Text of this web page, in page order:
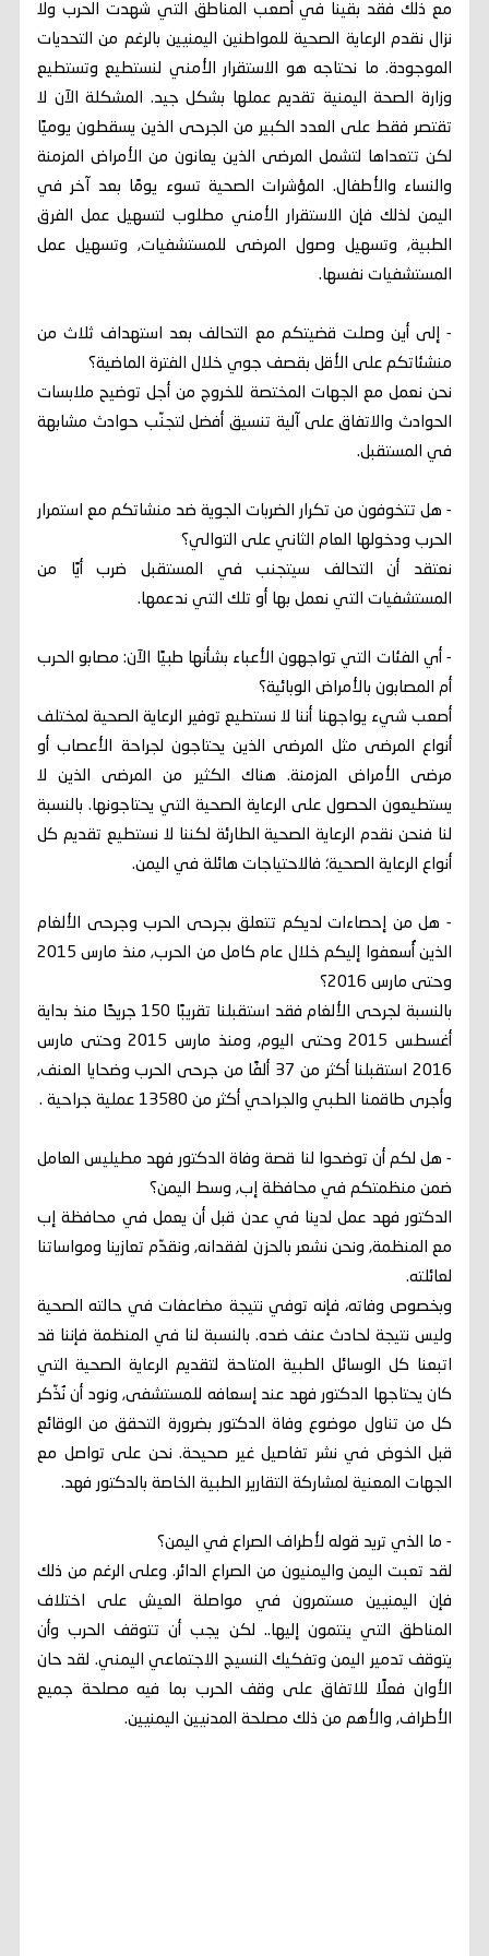
مع ذلك فقد بقينا في أصعب المناطق التي شهدت الحرب ولا
نزال نقدم الرعاية الصحية للمواطنين اليمنيين بالرغم من التحديات
الموجودة. ما نحتاجه هو الاستقرار الأمني لنستطيع وتستطيع
وزارة الصحة اليمنية تقديم عملها بشكل جيد. المشكلة الآن لا
تقتصر فقط على العدد الكبير من الجرحى الذين يسقطون يوميًا
لكن تتعداها لتشمل المرضى الذين يعانون من الأمراض المزمنة
والنساء والأطفال. المؤشرات الصحية تسوء يومًا بعد آخر في
اليمن لذلك فإن الاستقرار الأمني مطلوب لتسهيل عمل الفرق
الطبية, وتسهيل وصول المرضى للمستشفيات, وتسهيل عمل
المستشفيات نفسها.
- إلى أين وصلت قضيتكم مع التحالف بعد استهداف ثلاث من
منشئاتكم على الأقل بقصف جوي خلال الفترة الماضية؟
نحن نعمل مع الجهات المختصة للخروج من أجل توضيح ملابسات
الحوادث والاتفاق على آلية تنسيق أفضل لتجنّب حوادث مشابهة
في المستقبل.
- هل تتخوفون من تكرار الضربات الجوية ضد منشاتكم مع استمرار
الحرب ودخولها العام الثاني على التوالي؟
نعتقد أن التحالف سيتجنب في المستقبل ضرب أيًا من
المستشفيات التي نعمل بها أو تلك التي ندعمها.
- أي الفئات التي تواجهون الأعباء بشأنها طبيًا الآن: مصابو الحرب
أم المصابون بالأمراض الوبائية؟
أصعب شيء يواجهنا أننا لا نستطيع توفير الرعاية الصحية لمختلف
أنواع المرضى مثل المرضى الذين يحتاجون لجراحة الأعصاب أو
مرضى الأمراض المزمنة. هناك الكثير من المرضى الذين لا
يستطيعون الحصول على الرعاية الصحية التي يحتاجونها. بالنسبة
لنا فنحن نقدم الرعاية الصحية الطارئة لكننا لا نستطيع تقديم كل
أنواع الرعاية الصحية؛ فالاحتياجات هائلة في اليمن.
- هل من إحصاءات لديكم تتعلق بجرحى الحرب وجرحى الألغام
الذين أُسعفوا إليكم خلال عام كامل من الحرب, منذ مارس 2015
وحتى مارس 2016؟
بالنسبة لجرحى الألغام فقد استقبلنا تقريبًا 150 جريحًا منذ بداية
أغسطس 2015 وحتى اليوم, ومنذ مارس 2015 وحتى مارس
2016 استقبلنا أكثر من 37 ألفًا من جرحى الحرب وضحايا العنف,
وأجرى طاقمنا الطبي والجراحي أكثر من 13580 عملية جراحية .
- هل لكم أن توضحوا لنا قصة وفاة الدكتور فهد مطيليس العامل
ضمن منظمتكم في محافظة إب, وسط اليمن؟
الدكتور فهد عمل لدينا في عدن قبل أن يعمل في محافظة إب
مع المنظمة, ونحن نشعر بالحزن لفقدانه, ونقدّم تعازينا ومواساتنا
لعائلته.
وبخصوص وفاته، فإنه توفي نتيجة مضاعفات في حالته الصحية
وليس نتيجة لحادث عنف ضده. بالنسبة لنا في المنظمة فإننا قد
اتبعنا كل الوسائل الطبية المتاحة لتقديم الرعاية الصحية التي
كان يحتاجها الدكتور فهد عند إسعافه للمستشفى, ونود أن نُذّكر
كل من تناول موضوع وفاة الدكتور بضرورة التحقق من الوقائع
قبل الخوض في نشر تفاصيل غير صحيحة. نحن على تواصل مع
الجهات المعنية لمشاركة التقارير الطبية الخاصة بالدكتور فهد.
- ما الذي تريد قوله لأطراف الصراع في اليمن؟
لقد تعبت اليمن واليمنيون من الصراع الدائر. وعلى الرغم من ذلك
فإن اليمنيين مستمرون في مواصلة العيش على اختلاف
المناطق التي ينتمون إليها.. لكن يجب أن تتوقف الحرب وأن
يتوقف تدمير اليمن وتفكيك النسيج الاجتماعي اليمني. لقد حان
الأوان فعلًا للاتفاق على وقف الحرب بما فيه مصلحة جميع
الأطراف, والأهم من ذلك مصلحة المدنيين اليمنيين.